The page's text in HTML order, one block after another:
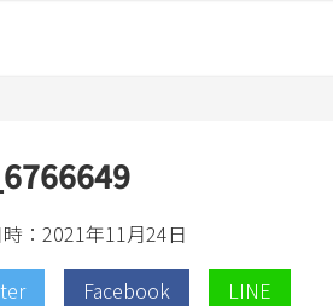
：2021年11月24日
Facebook LINE